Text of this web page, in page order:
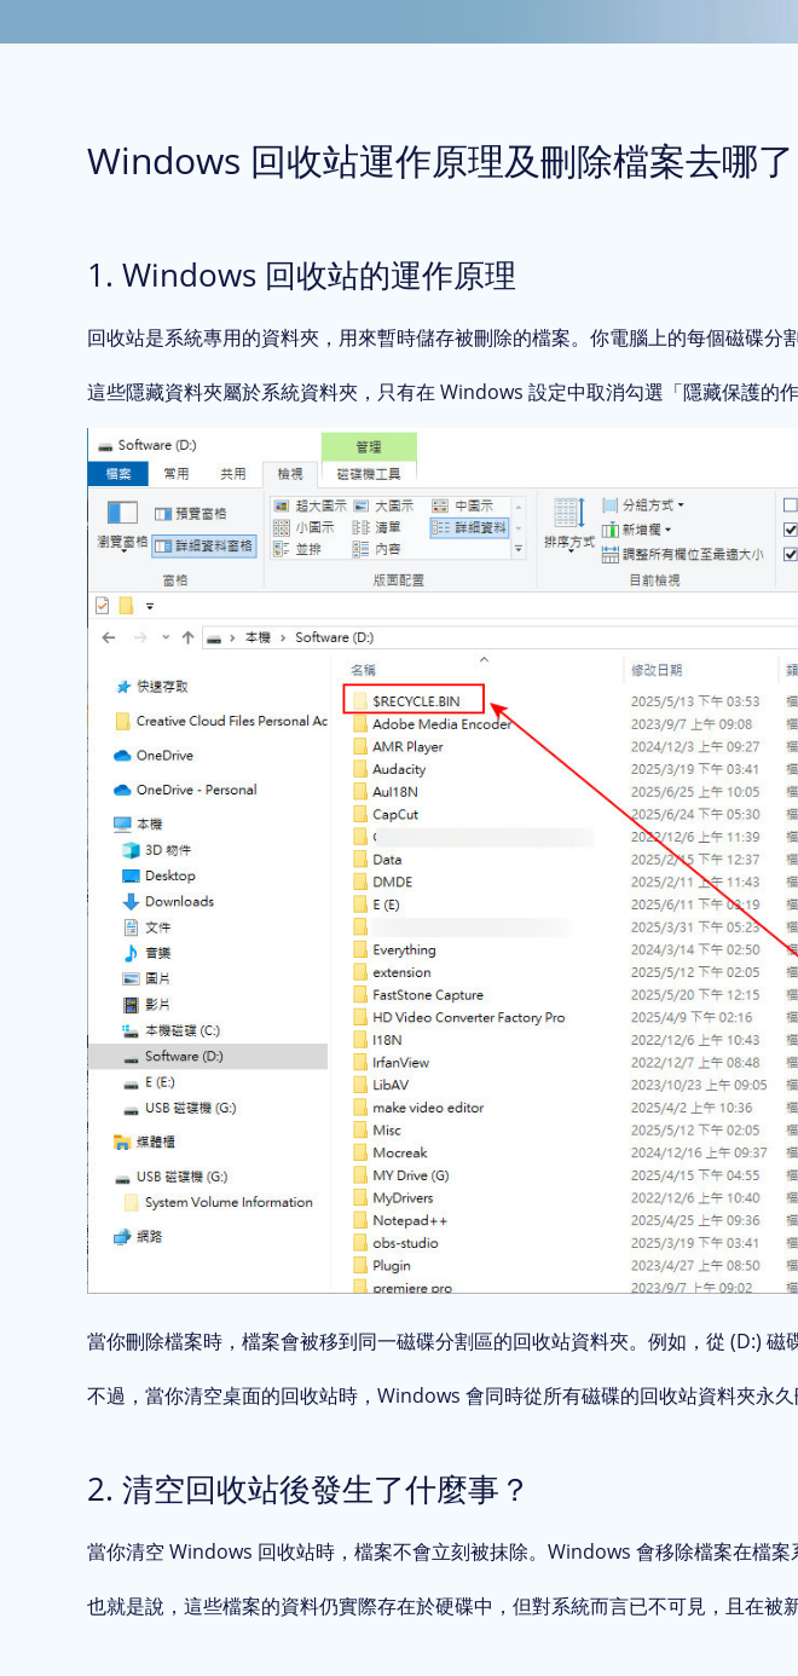
Windows 回收站運作原理及刪除檔案去哪了
1. Windows 回收站的運作原理
回收站是系統專用的資料夾，用來暫時儲存被刪除的檔案。你電腦上的每個磁碟分
這些隱藏資料夾屬於系統資料夾，只有在 Windows 設定中取消勾選「隱藏保護的
當你刪除檔案時，檔案會被移到同一磁碟分割區的回收站資料夾。例如，從 (D:) 磁
不過，當你清空桌面的回收站時，Windows 會同時從所有磁碟的回收站資料夾永久
2. 清空回收站後發生了什麼事？
當你清空 Windows 回收站時，檔案不會立刻被抹除。Windows 會移除檔案在檔
也就是說，這些檔案的資料仍實際存在於硬碟中，但對系統而言已不可見，且在被